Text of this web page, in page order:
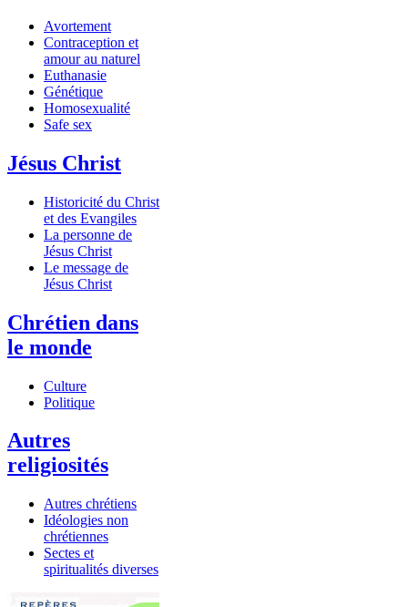
Avortement
Contraception et
amour au naturel
Euthanasie
Génétique
Homosexualité
Safe sex
Jésus Christ
Historicité du Christ
et des Evangiles
La personne de
Jésus Christ
Le message de
Jésus Christ
Chrétien dans
le monde
Culture
Politique
Autres
religiosités
Autres chrétiens
Idéologies non
chrétiennes
Sectes et
spiritualités diverses